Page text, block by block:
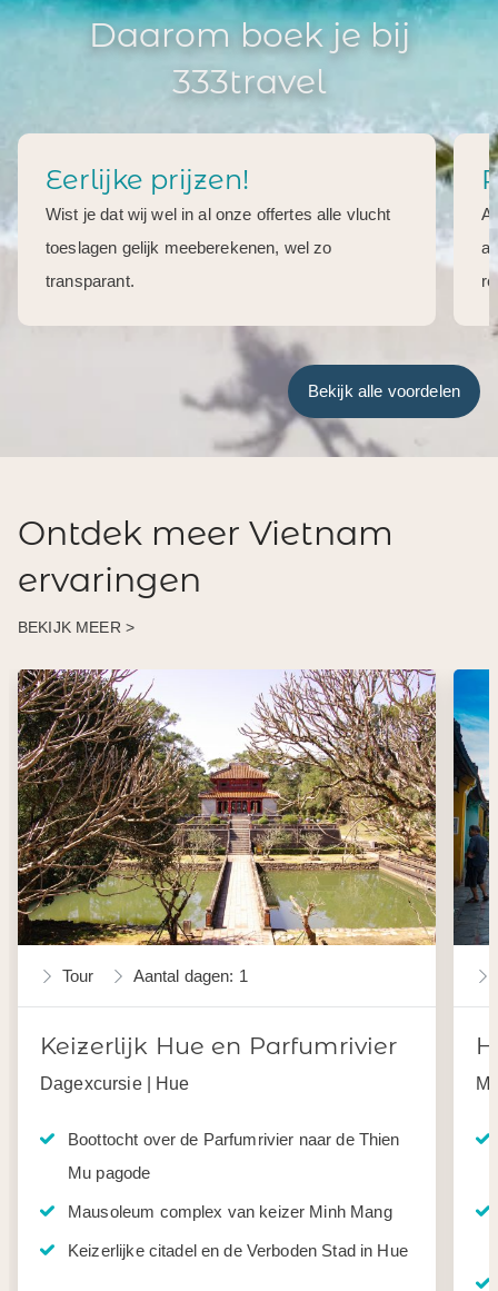
Daarom boek je bij
333travel
Eerlijke prijzen!
Wist je dat wij wel in al onze offertes alle vlucht
toeslagen gelijk meeberekenen, wel zo
transparant.
Bekijk alle voordelen
Ontdek meer Vietnam
ervaringen
BEKIJK MEER >
Tour Aantal dagen: 1
Keizerlijk Hue en Parfumrivier
Dagexcursie | Hue
Boottocht over de Parfumrivier naar de Thien
Mu pagode
Mausoleum complex van keizer Minh Mang
Keizerlijke citadel en de Verboden Stad in Hue